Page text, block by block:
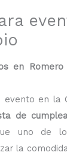
en
en la
de
uno de
la